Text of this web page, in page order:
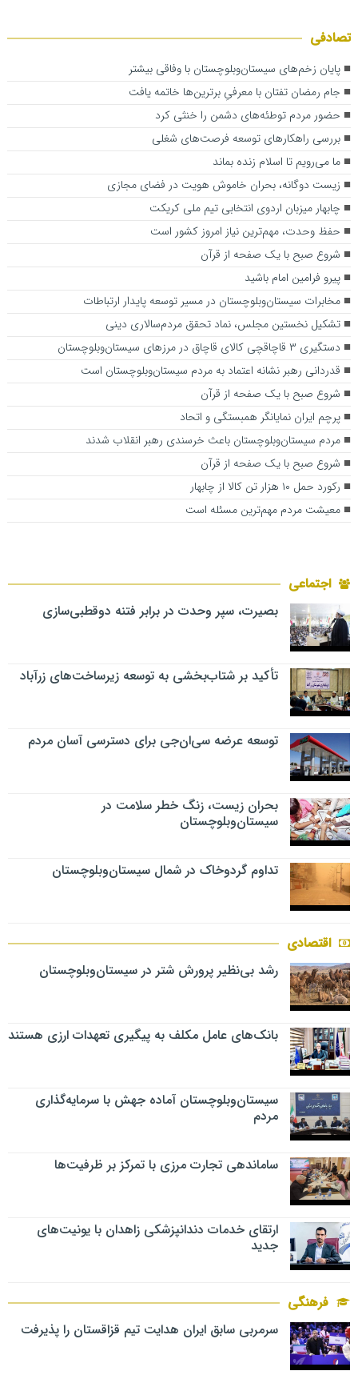
تصادفی
پایان زخم‌های سیستان‌وبلوچستان با وفاقی بیشتر
جام رمضان تفتان با معرفیِ برترین‌ها خاتمه یافت
حضور مردم توطئه‌های دشمن را خنثی کرد
بررسی راهکارهای توسعه فرصت‌های شغلی
ما می‌رویم تا اسلام زنده بماند
زیست دوگانه، بحران خاموش هویت در فضای مجازی
چابهار میزبان اردوی انتخابی تیم ملی کریکت
حفظ وحدت، مهم‌ترین نیاز امروز کشور است
شروع صبح با یک صفحه از قرآن
پیرو فرامین امام باشید
مخابرات سیستان‌وبلوچستان در مسیر توسعه پایدار ارتباطات
تشکیل نخستین مجلس، نماد تحقق مردم‌سالاری دینی
دستگیری ۳ قاچاقچی کالای قاچاق در مرزهای سیستان‌وبلوچستان
قدردانی رهبر نشانه اعتماد به مردم سیستان‌‌وبلوچستان است
شروع صبح با یک صفحه از قرآن
پرچم ایران نمایانگر همبستگی و اتحاد
مردم سیستان‌وبلوچستان باعث خرسندی رهبر انقلاب شدند
شروع صبح با یک صفحه از قرآن
رکورد حمل ۱۰ هزار تن کالا از چابهار
معیشت مردم مهم‌ترین مسئله است
اجتماعی
بصیرت، سپر وحدت در برابر فتنه دوقطبی‌سازی
تأکید بر شتاب‌بخشی به توسعه زیرساخت‌های زرآباد
توسعه عرضه سی‌ان‌جی برای دسترسی آسان مردم
بحران زیست، زنگ خطر سلامت در
سیستان‌وبلوچستان
تداوم گردوخاک در شمال سیستان‌وبلوچستان
اقتصادی
رشد بی‌نظیر پرورش شتر در سیستان‌وبلوچستان
بانک‌های عامل مکلف به پیگیری تعهدات ارزی هستند
سیستان‌وبلوچستان آماده جهش با سرمایه‌گذاری
مردم
ساماندهی تجارت مرزی با تمرکز بر ظرفیت‌ها
ارتقای خدمات دندانپزشکی زاهدان با یونیت‌های
جدید
فرهنگی
سرمربی سابق ایران هدایت تیم قزاقستان را پذیرفت